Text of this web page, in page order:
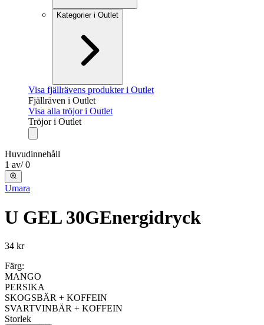
Kategorier i Outlet
Visa fjällrävens produkter i Outlet
Fjällräven i Outlet
Visa alla tröjor i Outlet
Tröjor i Outlet
Huvudinnehåll
1 av/ 0
Umara
U GEL 30GEnergidryck
34 kr
Färg:
MANGO
PERSIKA
SKOGSBÄR + KOFFEIN
SVARTVINBÄR + KOFFEIN
Storlek